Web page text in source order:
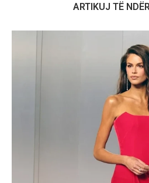
ARTIKUJ TË